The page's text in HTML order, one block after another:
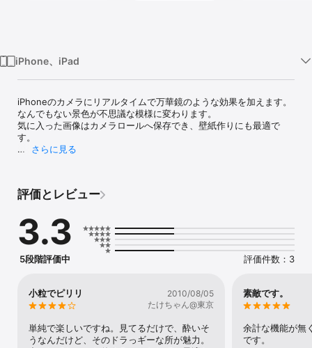
iPhone、iPad
iPhoneのカメラにリアルタイムで万華鏡のような効果を加えます。
なんでもない景色が不思議な模様に変わります。
気に入った画像はカメラロールへ保存でき、壁紙作りにも最適で
す。
画面中央下のカメラのアイコンをタップすると、画像が保存できま
画像をTwitterやFacebookで共有することもできます。
（FacebookはiOS 6のみ）
iPhone, iPad両方に対応しています。iOS 5以上が必要です。
Retinaディスプレイ搭載機種で最高の結果が得られます。
さらに見る
評価とレビュー
3.3
5段階評価中 評価件数：3
小粒でピリリ
2010/08/05
たけちゃん@東京
単純で楽しいですね。見てるだけで、酔いそ
うなんだけど、そのドラっギーな所が魅力。
素敵です。
余計な機能が無
です。